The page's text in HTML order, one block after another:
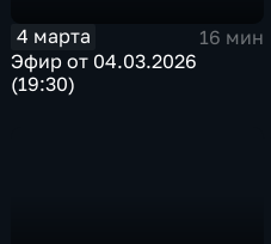
4 марта
16 мин
Эфир от 04.03.2026
(19:30)